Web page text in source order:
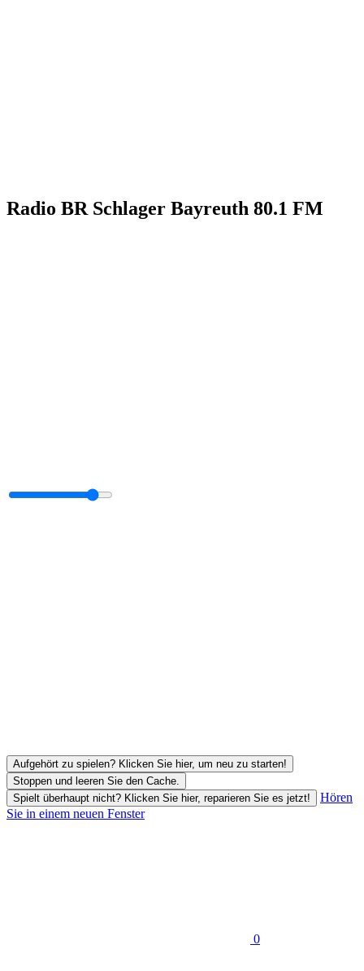
Radio BR Schlager Bayreuth 80.1 FM
Aufgehört zu spielen? Klicken Sie hier, um neu zu starten!
Stoppen und leeren Sie den Cache.
Spielt überhaupt nicht? Klicken Sie hier, reparieren Sie es jetzt!
Hören
Sie in einem neuen Fenster
0